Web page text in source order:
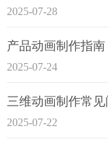
2025-07-28
产品动画制作指
2025-07-24
2025-07-22